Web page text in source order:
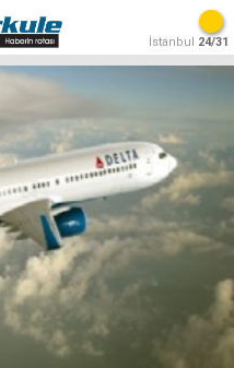
İstanbul 24/31